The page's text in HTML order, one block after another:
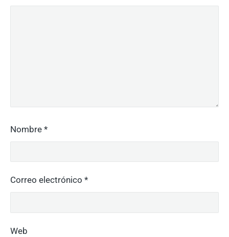
e
Nombre *
Correo electrónico *
Web